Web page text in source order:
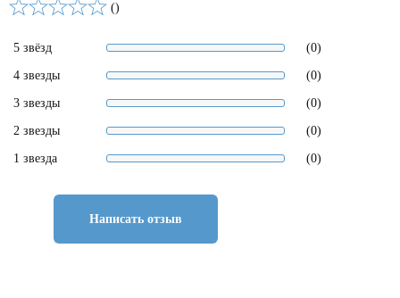
()
5 звёзд (0)
4 звезды (0)
3 звезды (0)
2 звезды (0)
1 звезда (0)
Написать отзыв